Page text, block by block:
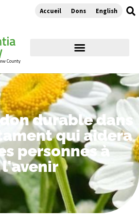
Accueil Dons English
durable dans
qui aidera
personnes à
l'avenir